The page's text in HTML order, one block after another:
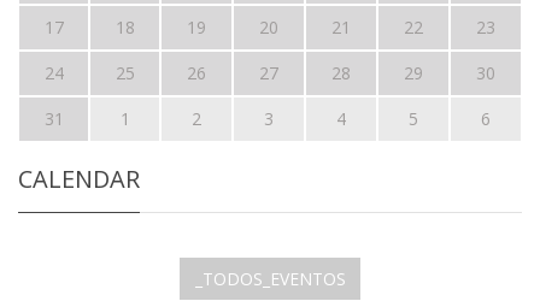
17
18 19 20 21 22
23
24
25 26 27 28 29
30
31
1 2 3 4 5 6
CALENDAR
_TODOS_EVENTOS